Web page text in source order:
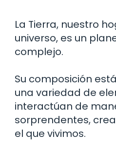
La Tierra, nuestro
universo, es un
complejo.
Su composición
una variedad de
interactúan de
sorprendentes,
el que vivimos.